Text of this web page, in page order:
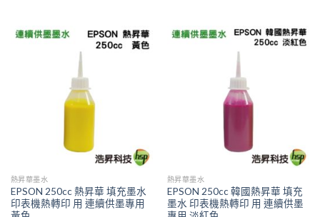
熱昇華墨水
EPSON 250cc 熱昇華 填充墨水
印表機熱轉印 用 連續供墨專用
熱昇華墨水
EPSON 250cc 韓國熱昇華 填充
墨水 印表機熱轉印 用 連續供墨